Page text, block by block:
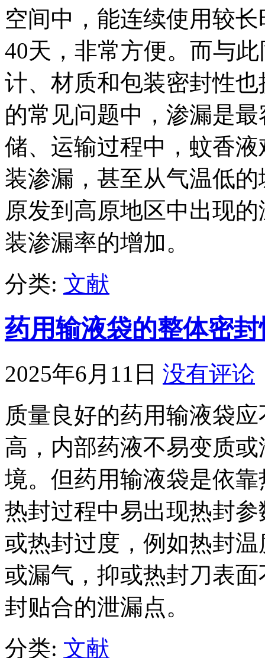
空间中，能连续使用较
40天，非常方便。而与
计、材质和包装密封性
的常见问题中，渗漏是
储、运输过程中，蚊香
装渗漏，甚至从气温低
原发到高原地区中出现
装渗漏率的增加。
分类: 文献
药用输液袋的整体密
2025年6月11日 没有评论
质量良好的药用输液袋
高，内部药液不易变质
境。但药用输液袋是依
热封过程中易出现热封
或热封过度，例如热封
或漏气，抑或热封刀表
封贴合的泄漏点。
分类: 文献